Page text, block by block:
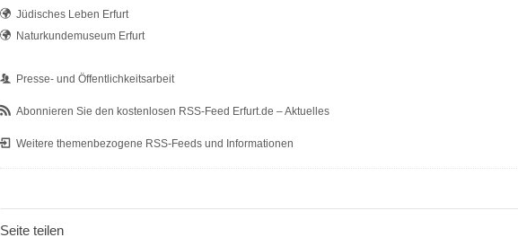
Jüdisches Leben Erfurt
Naturkundemuseum Erfurt
Presse- und Öffentlichkeitsarbeit
Abonnieren Sie den kostenlosen RSS-Feed Erfurt.de – Aktuelles
Weitere themenbezogene RSS-Feeds und Informationen
Seite teilen